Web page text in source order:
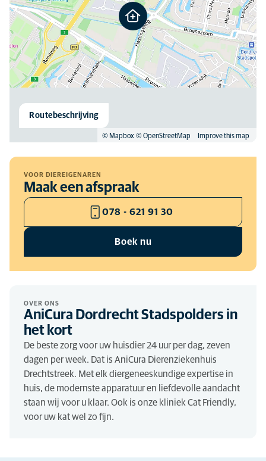
© Mapbox © OpenStreetMap Improve this map
Routebeschrijving
VOOR DIEREIGENAREN
Maak een afspraak
078 - 621 91 30
Boek nu
OVER ONS
AniCura Dordrecht Stadspolders in
het kort
De beste zorg voor uw huisdier 24 uur per dag, zeven
dagen per week. Dat is AniCura Dierenziekenhuis
Drechtstreek. Met elk diergeneeskundige expertise in
huis, de modernste apparatuur en liefdevolle aandacht
staan wij voor u klaar. Ook is onze kliniek Cat Friendly,
voor uw kat wel zo fijn.